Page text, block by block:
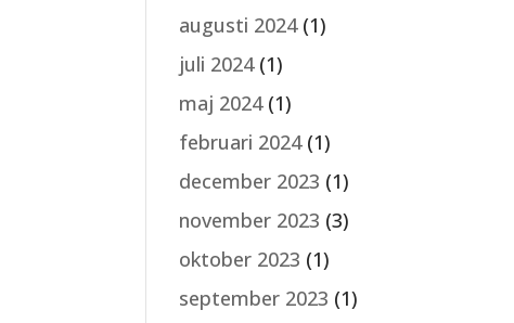
augusti 2024(1)
juli 2024(1)
maj 2024(1)
februari 2024(1)
december 2023 (1)
november 2023 (3)
oktober 2023 (1)
september 2023 (1)